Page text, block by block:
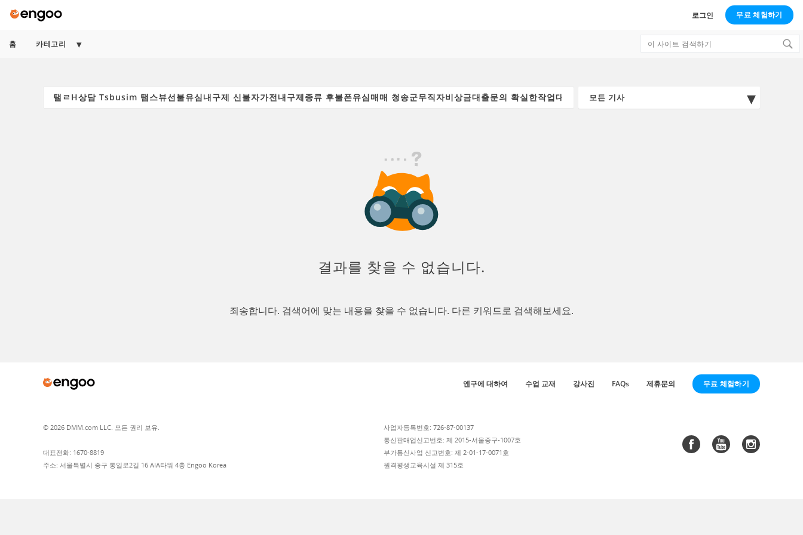
로그인 무료 체험하기
홈 카테고리
Search
Search
결과를 찾을 수 없습니다.
죄송합니다. 검색어에 맞는 내용을 찾을 수 없습니다. 다른 키워드로 검색해보세요.
엔구에 대하여 수업 교재 강사진 FAQs 제휴문의 무료 체험하기
© 2026 DMM.com LLC. 모든 권리 보유.
대표전화: 1670-8819
주소: 서울특별시 중구 통일로2길 16 AIA타워 4층 Engoo Korea
사업자등록번호: 726-87-00137
통신판매업신고번호: 제 2015-서울중구-1007호
부가통신사업 신고번호: 제 2-01-17-0071호
원격평생교육시설 제 315호